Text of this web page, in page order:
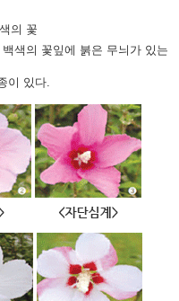
의 꽃
색의 꽃잎에 붉은 무늬가 있는
이 있다.